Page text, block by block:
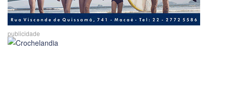
publicidade